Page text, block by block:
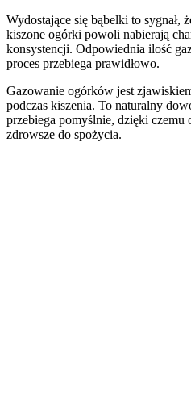
Wydostające się bąbelki to sygnał,
kiszone ogórki powoli nabierają
konsystencji. Odpowiednia ilość
proces przebiega prawidłowo.
Gazowanie ogórków jest
podczas kiszenia. To naturalny
przebiega pomyślnie, dzięki czemu
zdrowsze do spożycia.